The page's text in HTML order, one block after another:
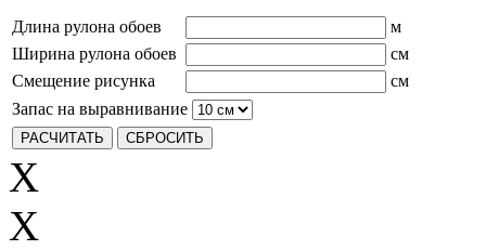
Длина рулона обоев
м
Ширина рулона обоев
см
Смещение рисунка
см
Запас на выравнивание
X
X